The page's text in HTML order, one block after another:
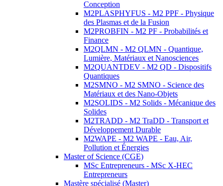
Conception
M2PLASPHYFUS - M2 PPF - Physique
des Plasmas et de la Fusion
M2PROBFIN - M2 PF - Probabilités et
Finance
M2QLMN - M2 QLMN - Quantique,
Lumière, Matériaux et Nanosciences
M2QUANTDEV - M2 QD - Dispositifs
Quantiques
M2SMNO - M2 SMNO - Science des
Matériaux et des Nano-Objets
M2SOLIDS - M2 Solids - Mécanique des
Solides
M2TRADD - M2 TraDD - Transport et
Développement Durable
M2WAPE - M2 WAPE - Eau, Air,
Pollution et Énergies
Master of Science (CGE)
MSc Entrepreneurs - MSc X-HEC
Entrepreneurs
Mastère spécialisé (Master)